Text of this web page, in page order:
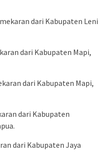
dari Kabupaten Leni
dari Kabupaten Mapi,
dari Kabupaten Mapi,
dari Kabupaten
dari Kabupaten Jaya